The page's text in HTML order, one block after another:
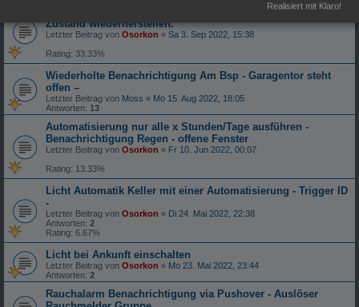
Lampen / Media Player als Signalgeber nutzen und letzen
Zustand wiederherstellen.
Letzter Beitrag von Osorkon « Sa 3. Sep 2022, 15:38
Rating: 33.33%
Wiederholte Benachrichtigung Am Bsp - Garagentor steht
offen –
Letzter Beitrag von Moss « Mo 15. Aug 2022, 18:05
Antworten: 13
Automatisierung nur alle x Stunden/Tage ausführen -
Benachrichtigung Regen - offene Fenster
Letzter Beitrag von Osorkon « Fr 10. Jun 2022, 00:07
Rating: 13.33%
Licht Automatik Keller mit einer Automatisierung - Trigger ID
-
Letzter Beitrag von Osorkon « Di 24. Mai 2022, 22:38
Antworten: 2
Rating: 6.67%
Licht bei Ankunft einschalten
Letzter Beitrag von Osorkon « Mo 23. Mai 2022, 23:44
Antworten: 2
Rauchalarm Benachrichtigung via Pushover - Auslöser
Realisiert mit Klaro!